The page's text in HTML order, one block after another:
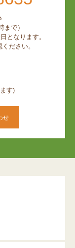
で）
となります。
ださい。
す)
せ